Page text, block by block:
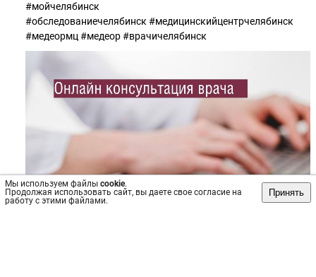
Мы используем файлы cookie.
Продолжая использовать сайт, вы даете свое согласие на
работу с этими файлами.
Принять
#мойчелябинск
#обследованиечелябинск #медицинскийцентрчелябинск
#медеормц #медеор #врачичелябинск